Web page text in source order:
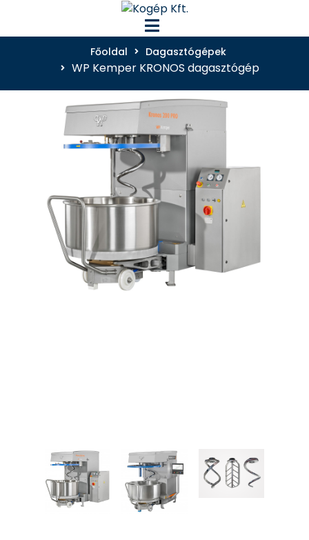
Főoldal Dagasztógépek
WP Kemper KRONOS dagasztógép